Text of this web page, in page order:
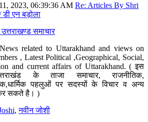
2023, 06:39:36 AM Re: Articles By Shri
एन बड़ोला
समाचार
related to Uttarakhand and views on
, Latest Political ,Geographical, Social,
and current affairs of Uttarakhand. ( इस
के ताजा समाचार, राजनीतिक,
पहलुओं पर सदस्यों के विचार व अन्य
कर सकते है। )
,नवीन जोशी